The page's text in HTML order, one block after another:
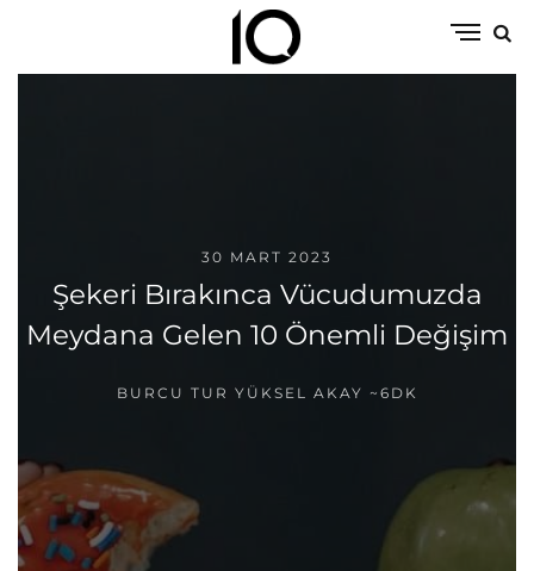
30 MART 2023
Şekeri Bırakınca Vücudumuzda
Meydana Gelen 10 Önemli Değişim
BURCU TUR YÜKSEL AKAY ~6DK